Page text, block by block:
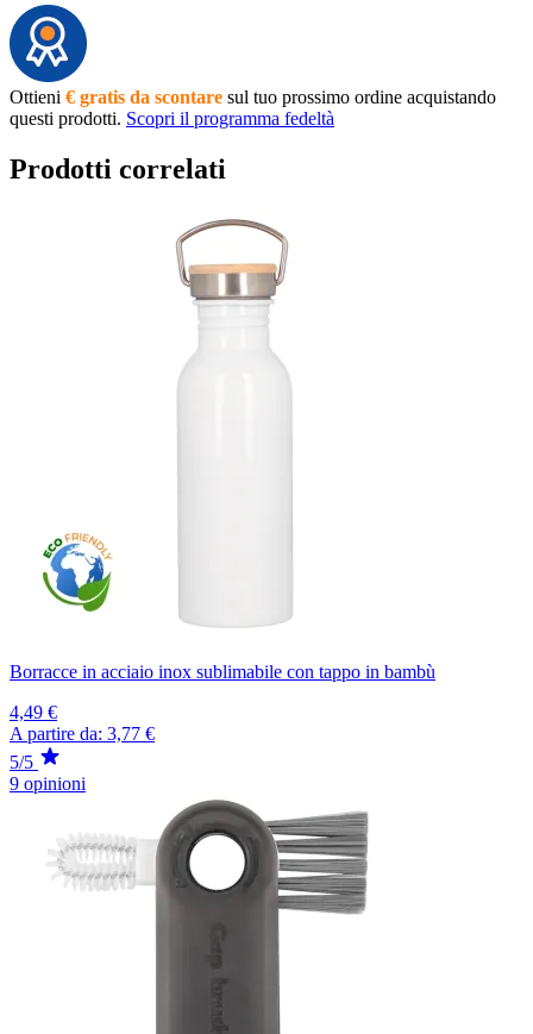
Ottieni € gratis da scontare sul tuo prossimo ordine acquistando
questi prodotti. Scopri il programma fedeltà
Prodotti correlati
Borracce in acciaio inox sublimabile con tappo in bambù
4,49 €
A partire da: 3,77 €
5/5
9 opinioni